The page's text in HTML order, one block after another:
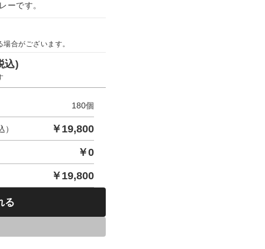
ーです。
合がございます。
込)
180個
￥ 19,800
￥0
￥ 19,800
る